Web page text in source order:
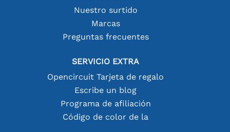
Nuestro surtido
Marcas
Preguntas frecuentes
SERVICIO EXTRA
Opencircuit Tarjeta de regalo
Escribe un blog
Programa de afiliación
Código de color de la